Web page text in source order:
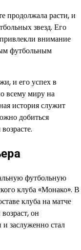
продолжала расти, и
звезд. Его
внимание
футбольным
и его успех в
всему миру на
история служит
добиться
футбольную
клуба «Монако». В
клуба на матче
он
заслуженно стал